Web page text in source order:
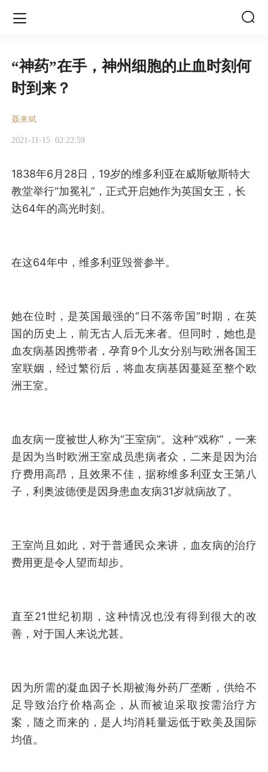
 
“神药”在手，神州细胞的止血时刻何
时到来？
聂来斌
2021-11-15 02:22:59
1838年6月28日，19岁的维多利亚在威斯敏斯特大
教堂举行“加冕礼”，正式开启她作为英国女王，长
达64年的高光时刻。
在这64年中，维多利亚毁誉参半。
她在位时，是英国最强的“日不落帝国”时期，在英
国的历史上，前无古人后无来者。但同时，她也是
血友病基因携带者，孕育9个儿女分别与欧洲各国王
室联姻，经过繁衍后，将血友病基因蔓延至整个欧
洲王室。
血友病一度被世人称为“王室病”。这种“戏称”，一来
是因为当时欧洲王室成员患病者众，二来是因为治
疗费用高昂，且效果不佳，据称维多利亚女王第八
子，利奥波德便是因身患血友病31岁就病故了。
王室尚且如此，对于普通民众来讲，血友病的治疗
费用更是令人望而却步。
直至21世纪初期，这种情况也没有得到很大的改
善，对于国人来说尤甚。
因为所需的凝血因子长期被海外药厂垄断，供给不
足导致治疗价格高企，从而被迫采取按需治疗方
案，随之而来的，是人均消耗量远低于欧美及国际
均值。